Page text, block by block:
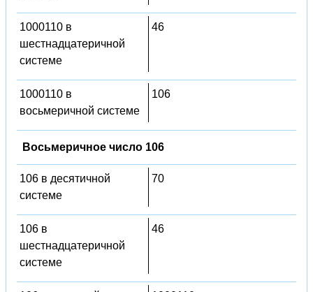
1000110 в
шестнадцатеричной
системе
46
1000110 в
восьмеричной системе
106
Восьмеричное число 106
106 в десятичной
системе
70
106 в
шестнадцатеричной
системе
46